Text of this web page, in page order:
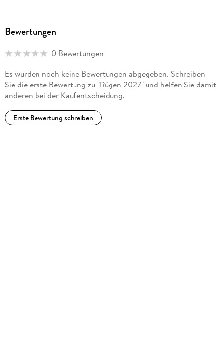
Bewertungen
0 Bewertungen
Es wurden noch keine Bewertungen abgegeben. Schreiben
Sie die erste Bewertung zu "Rügen 2027" und helfen Sie damit
anderen bei der Kaufentscheidung.
Erste Bewertung schreiben